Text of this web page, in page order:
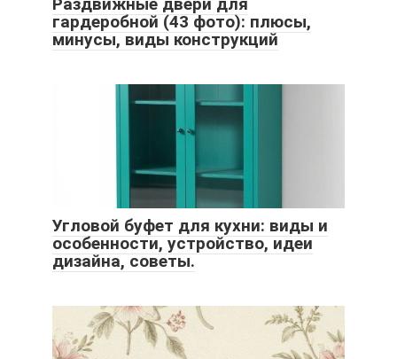
Раздвижные двери для
гардеробной (43 фото): плюсы,
минусы, виды конструкций
Угловой буфет для кухни: виды и
особенности, устройство, идеи
дизайна, советы.